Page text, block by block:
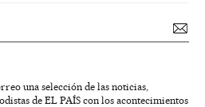
una selección de las noticias,
de EL PAÍS con los acontecimientos